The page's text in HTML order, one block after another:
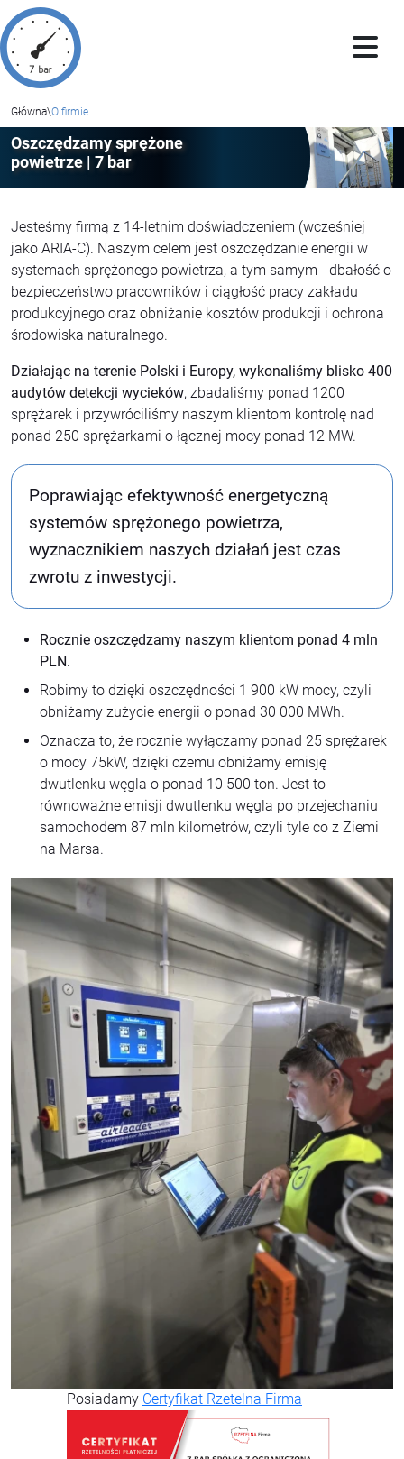
Główna\O firmie
Oszczędzamy sprężone
powietrze | 7 bar
Jesteśmy firmą z 14-letnim doświadczeniem (wcześniej
jako ARIA-C). Naszym celem jest oszczędzanie energii w
systemach sprężonego powietrza, a tym samym - dbałość o
bezpieczeństwo pracowników i ciągłość pracy zakładu
produkcyjnego oraz obniżanie kosztów produkcji i ochrona
środowiska naturalnego.
Działając na terenie Polski i Europy, wykonaliśmy blisko 400
audytów detekcji wycieków, zbadaliśmy ponad 1200
sprężarek i przywróciliśmy naszym klientom kontrolę nad
ponad 250 sprężarkami o łącznej mocy ponad 12 MW.
Poprawiając efektywność energetyczną
systemów sprężonego powietrza,
wyznacznikiem naszych działań jest czas
zwrotu z inwestycji.
Rocznie oszczędzamy naszym klientom ponad 4 mln
PLN.
Robimy to dzięki oszczędności 1 900 kW mocy, czyli
obniżamy zużycie energii o ponad 30 000 MWh.
Oznacza to, że rocznie wyłączamy ponad 25 sprężarek
o mocy 75kW, dzięki czemu obniżamy emisję
dwutlenku węgla o ponad 10 500 ton. Jest to
równoważne emisji dwutlenku węgla po przejechaniu
samochodem 87 mln kilometrów, czyli tyle co z Ziemi
na Marsa.
Posiadamy Certyfikat Rzetelna Firma